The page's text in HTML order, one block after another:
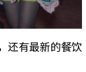
还有最新的餐饮